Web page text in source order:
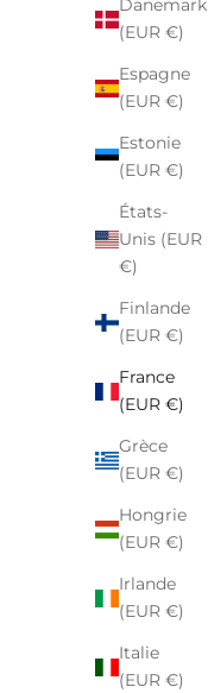
Danemark
(EUR €)
Espagne
(EUR €)
Estonie
(EUR €)
États-
Unis (EUR
€)
Finlande
(EUR €)
France
(EUR €)
Grèce
(EUR €)
Hongrie
(EUR €)
Irlande
(EUR €)
Italie
(EUR €)